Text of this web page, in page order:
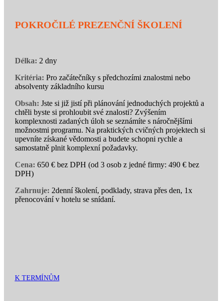
POKROČILÉ PREZENČNÍ ŠKOLENÍ
Délka: 2 dny
Kritéria: Pro začátečníky s předchozími znalostmi nebo
absolventy základního kursu
Obsah: Jste si již jistí při plánování jednoduchých projektů a
chtěli byste si prohloubit své znalosti? Zvýšením
komplexnosti zadaných úloh se seznámíte s náročnějšími
možnostmi programu. Na praktických cvičných projektech si
upevníte získané vědomosti a budete schopni rychle a
samostatně plnit komplexní požadavky.
Cena: 650 € bez DPH (od 3 osob z jedné firmy: 490 € bez
DPH)
Zahrnuje: 2denní školení, podklady, strava přes den, 1x
přenocování v hotelu se snídaní.
K TERMÍNŮM